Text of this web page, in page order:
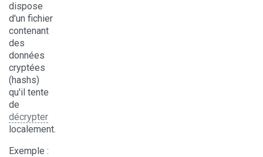
dispose
d'un fichier
contenant
des
données
cryptées
(hashs)
qu'il tente
de
décrypter
localement.
Exemple :